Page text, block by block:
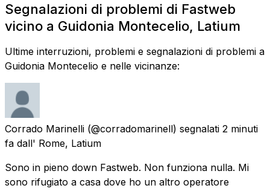
Segnalazioni di problemi di Fastweb
vicino a Guidonia Montecelio, Latium
Ultime interruzioni, problemi e segnalazioni di problemi a
Guidonia Montecelio e nelle vicinanze:
Corrado Marinelli (@corradomarinell) segnalati 2 minuti
fa dall' Rome, Latium
Sono in pieno down Fastweb. Non funziona nulla. Mi
sono rifugiato a casa dove ho un altro operatore